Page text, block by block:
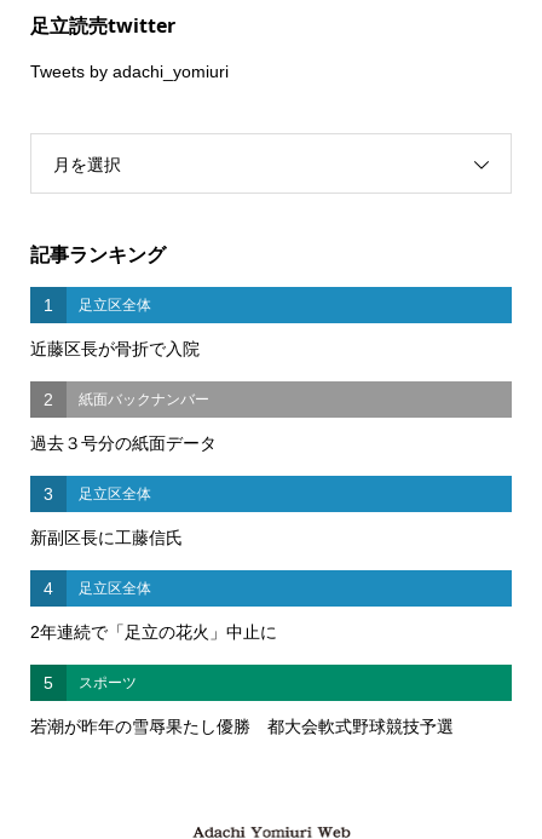
足立読売twitter
Tweets by adachi_yomiuri
月を選択
記事ランキング
1 足立区全体
近藤区長が骨折で入院
2 紙面バックナンバー
過去３号分の紙面データ
3 足立区全体
新副区長に工藤信氏
4 足立区全体
2年連続で「足立の花火」中止に
5 スポーツ
若潮が昨年の雪辱果たし優勝 都大会軟式野球競技予選